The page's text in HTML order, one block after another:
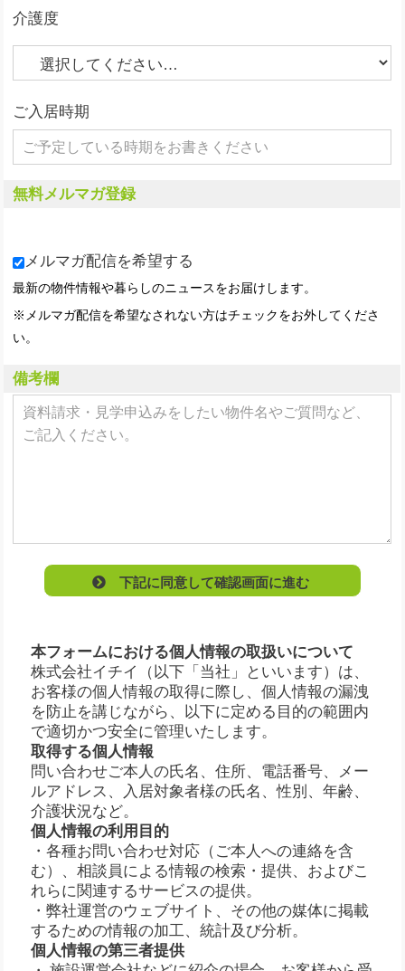
介護度
ご入居時期
無料メルマガ登録
メルマガ配信を希望する
最新の物件情報や暮らしのニュースをお届けします。
※メルマガ配信を希望なされない方はチェックをお外してくださ
い。
備考欄
下記に同意して確認画面に進む
本フォームにおける個人情報の取扱いについて
株式会社イチイ（以下「当社」といいます）は、
お客様の個人情報の取得に際し、個人情報の漏洩
を防止を講じながら、以下に定める目的の範囲内
で適切かつ安全に管理いたします。
取得する個人情報
問い合わせご本人の氏名、住所、電話番号、メー
ルアドレス、入居対象者様の氏名、性別、年齢、
介護状況など。
個人情報の利用目的
・各種お問い合わせ対応（ご本人への連絡を含
む）、相談員による情報の検索・提供、およびこ
れらに関連するサービスの提供。
・弊社運営のウェブサイト、その他の媒体に掲載
するための情報の加工、統計及び分析。
個人情報の第三者提供